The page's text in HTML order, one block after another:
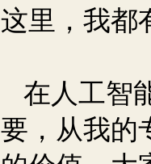
这里，我都
在人工智
要，从我的